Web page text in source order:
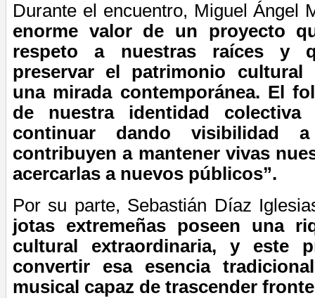
Durante el encuentro, Miguel Ángel
enorme valor de un proyecto
respeto a nuestras raíces y
preservar el patrimonio cultural
una mirada contemporánea. El
de nuestra identidad
continuar dando visibilidad
contribuyen a mantener vivas
acercarlas a nuevos públicos”.
Por su parte, Sebastián Díaz
jotas extremeñas poseen una
cultural extraordinaria, y este
convertir esa esencia
musical capaz de trascender